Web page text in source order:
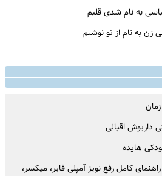
به نام شدی قلبم
زن به نام از تو نوشتم
داریوش اقبالی
هایده
کامل رفع نویز آمپلی فایر، میکسر،